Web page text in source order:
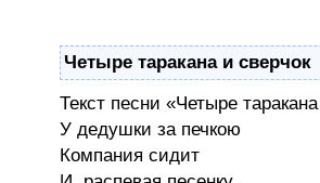
Четыре таракана и сверчок
Текст песни «Четыре
У дедушки за печкою
Компания сидит